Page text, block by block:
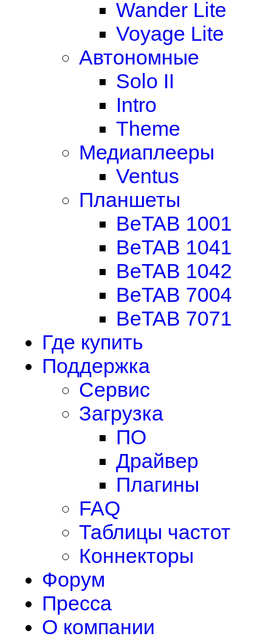
Wander Lite
Voyage Lite
Автономные
Solo II
Intro
Theme
Медиаплееры
Ventus
Планшеты
BeTAB 1001
BeTAB 1041
BeTAB 1042
BeTAB 7004
BeTAB 7071
Где купить
Поддержка
Сервис
Загрузка
ПО
Драйвер
Плагины
FAQ
Таблицы частот
Коннекторы
Форум
Пресса
О компании